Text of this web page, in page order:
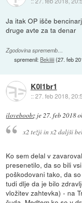
Ja itak OP išče
druge avte za ta denar
Zgodovina sprememb…
spremenil: Bekiiiii(27. feb
K0l1br1
::27. feb 2018,
iloveboobz je27. feb 2018
x2 težji in x2 daljši
Ko sem delal v
presenetilo, da so bili
poškodovani tako, da
tudi dlje da je bilo
vložitev zahtevka) - na